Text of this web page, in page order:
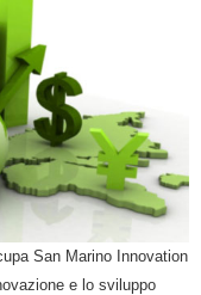
San Marino Innovation
e lo sviluppo